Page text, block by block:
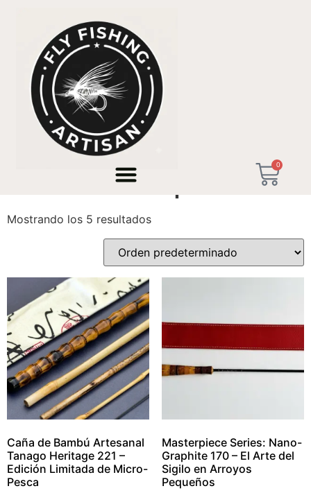
0
/ Productos etiquetados “Artesanía Española”
Artesanía Española
Mostrando los 5 resultados
Caña de Bambú Artesanal
Tanago Heritage 221 –
Edición Limitada de Micro-
Pesca
Masterpiece Series: Nano-
Graphite 170 – El Arte del
Sigilo en Arroyos
Pequeños